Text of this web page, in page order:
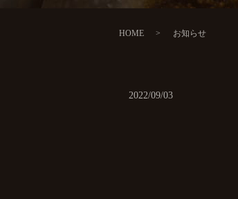
HOME お知らせ
2022/09/03